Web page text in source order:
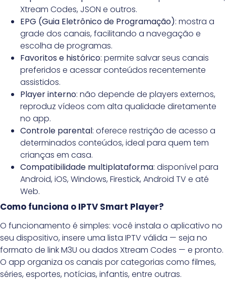
Xtream Codes, JSON e outros.
EPG (Guia Eletrônico de Programação): mostra a
grade dos canais, facilitando a navegação e
escolha de programas.
Favoritos e histórico: permite salvar seus canais
preferidos e acessar conteúdos recentemente
assistidos.
Player interno: não depende de players externos,
reproduz vídeos com alta qualidade diretamente
no app.
Controle parental: oferece restrição de acesso a
determinados conteúdos, ideal para quem tem
crianças em casa.
Compatibilidade multiplataforma: disponível para
Android, iOS, Windows, Firestick, Android TV e até
Web.
Como funciona o IPTV Smart Player?
O funcionamento é simples: você instala o aplicativo no
seu dispositivo, insere uma lista IPTV válida — seja no
formato de link M3U ou dados Xtream Codes — e pronto.
O app organiza os canais por categorias como filmes,
séries, esportes, notícias, infantis, entre outras.